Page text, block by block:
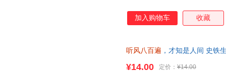
加入购物车 收藏
听风八百遍 ，才知是人间 史铁
¥14.00 定价： ¥14.00